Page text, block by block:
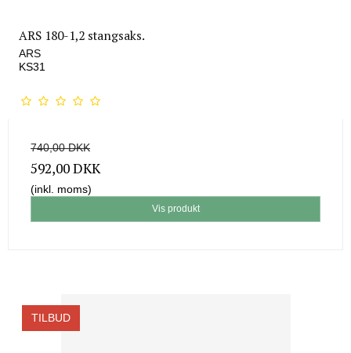
ARS 180-1,2 stangsaks.
ARS
KS31
740,00 DKK
592,00 DKK
(inkl. moms)
Vis produkt
TILBUD